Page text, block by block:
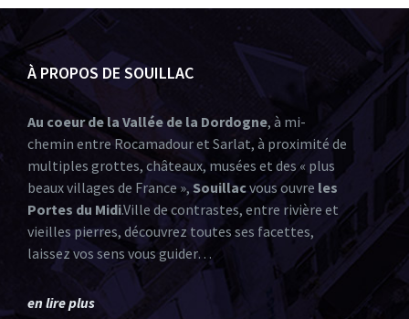
À PROPOS DE SOUILLAC
Au coeur de la Vallée de la Dordogne, à mi-
chemin entre Rocamadour et Sarlat, à proximité de
multiples grottes, châteaux, musées et des « plus
beaux villages de France », Souillacvous ouvre les
Portes du Midi.Ville de contrastes, entre rivière et
vieilles pierres, découvrez toutes ses facettes,
laissez vos sens vous guider…
en lire plus